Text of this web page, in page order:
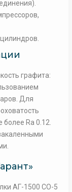
графита:
Для
Ra 0.12.
АГ-1500 СО-5